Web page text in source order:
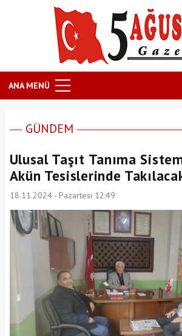
ANA MENÜ
GÜNDEM
Ulusal Taşıt Tanıma
Akün Tesislerinde
18.11.2024 - Pazartesi 12:49